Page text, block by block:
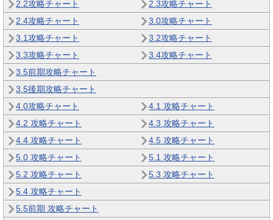
2.2攻略チャート
2.3攻略チャート
2.4攻略チャート
3.0攻略チャート
3.1攻略チャート
3.2攻略チャート
3.3攻略チャート
3.4攻略チャート
3.5前期攻略チャート
3.5後期攻略チャート
4.0攻略チャート
4.1 攻略チャート
4.2 攻略チャート
4.3 攻略チャート
4.4 攻略チャート
4.5 攻略チャート
5.0 攻略チャート
5.1 攻略チャート
5.2 攻略チャート
5.3 攻略チャート
5.4 攻略チャート
5.5前期 攻略チャート